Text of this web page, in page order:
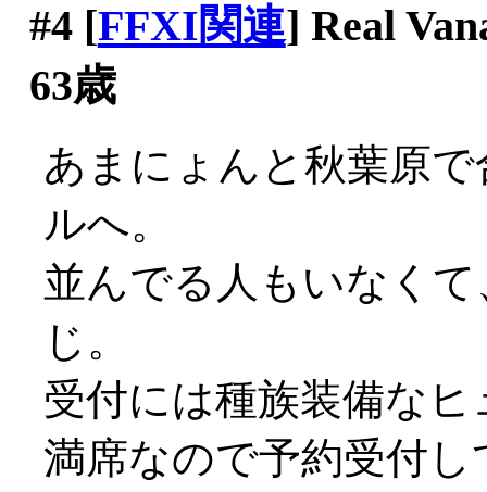
#4[FFXI関連] Real
63歳
あまにょんと秋葉原
ルへ。
並んでる人もいなく
じ。
受付には種族装備な
満席なので予約受付